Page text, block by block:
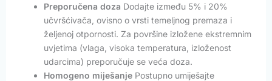
Preporučena doza Dodajte između 5% i 20%
učvršćivača, ovisno o vrsti temeljnog premaza i
željenoj otpornosti. Za površine izložene ekstremnim
uvjetima (vlaga, visoka temperatura, izloženost
udarcima) preporučuje se veća doza.
Homogeno miješanje Postupno umiješajte